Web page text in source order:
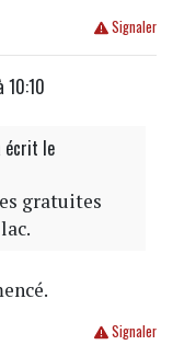
Signaler
le
gratuites
Signaler